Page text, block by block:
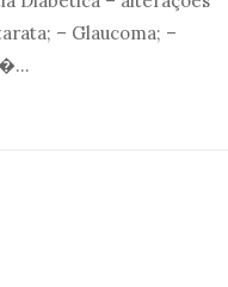
– Glaucoma; –